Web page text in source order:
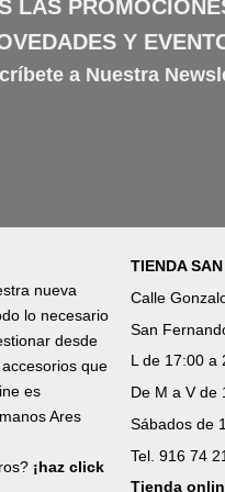
LAS
Y
a Nuestra
nueva
lo necesario
desde
que
es
Ares
¡haz click
TIENDA
Calle
San
L de 17:00 a
De M a V de
Sábados de
Tel. 916 74
Tienda